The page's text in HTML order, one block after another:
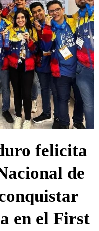
felicita
de
en el First